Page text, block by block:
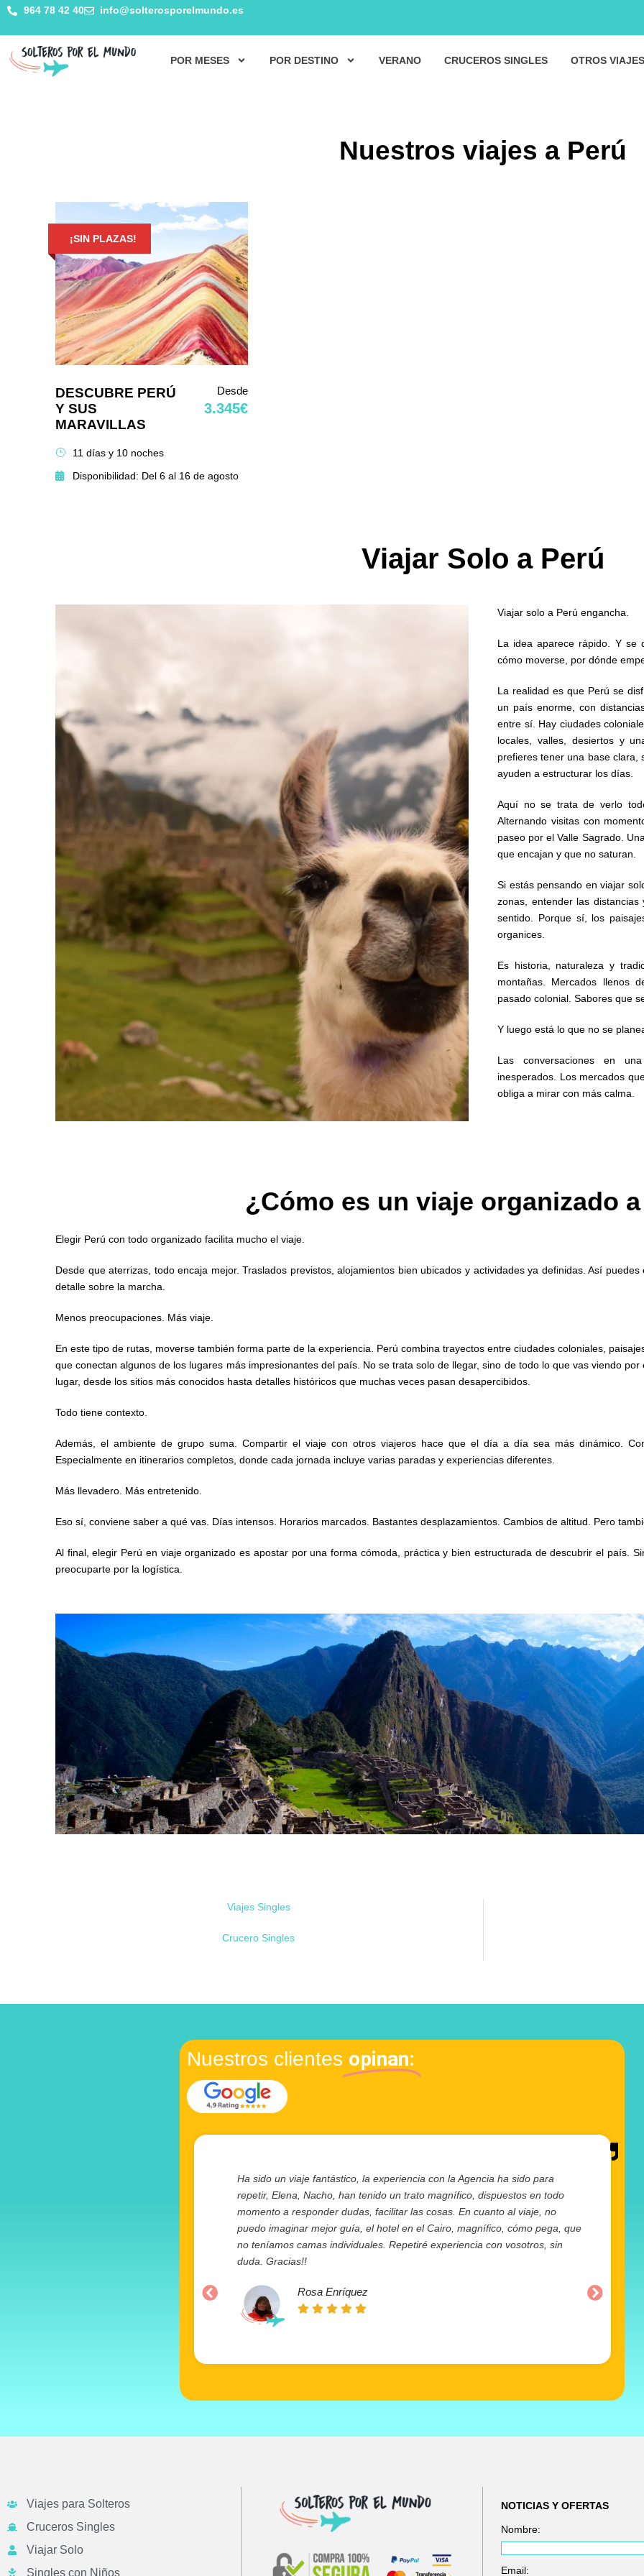
964 78 42 40 info@solterosporelmundo.es
POR MESES POR DESTINO VERANO CRUCEROS SINGLES OTROS VIAJES
Nuestros viajes a Perú
¡SIN PLAZAS!
DESCUBRE PERÚ
Y SUS
MARAVILLAS
Desde
3.345€
11 días y 10 noches
Disponibilidad: Del 6 al 16 de agosto
Viajar Solo a Perú
Viajar solo a Perú engancha.
La idea aparece rápido. Y se
cómo moverse, por dónde
La realidad es que Perú se
un país enorme, con
entre sí. Hay ciudades
locales, valles, desiertos y
prefieres tener una base clara,
ayuden a estructurar los días.
Aquí no se trata de verlo
Alternando visitas con
paseo por el Valle Sagrado.
que encajan y que no saturan.
Si estás pensando en viajar
zonas, entender las
sentido. Porque sí, los
organices.
Es historia, naturaleza y
montañas. Mercados llenos
pasado colonial. Sabores que
Y luego está lo que no se
Las conversaciones en
inesperados. Los mercados
obliga a mirar con más calma.
¿Cómo es un viaje organizado
Elegir Perú con todo organizado facilita mucho el viaje.
Desde que aterrizas, todo encaja mejor. Traslados previstos, alojamientos bien ubicados y actividades ya definidas. Así
detalle sobre la marcha.
Menos preocupaciones. Más viaje.
En este tipo de rutas, moverse también forma parte de la experiencia. Perú combina trayectos entre ciudades coloniales,
que conectan algunos de los lugares más impresionantes del país. No se trata solo de llegar, sino de todo lo que vas viendo
lugar, desde los sitios más conocidos hasta detalles históricos que muchas veces pasan desapercibidos.
Todo tiene contexto.
Además, el ambiente de grupo suma. Compartir el viaje con otros viajeros hace que el día a día sea más dinámico.
Especialmente en itinerarios completos, donde cada jornada incluye varias paradas y experiencias diferentes.
Más llevadero. Más entretenido.
Eso sí, conviene saber a qué vas. Días intensos. Horarios marcados. Bastantes desplazamientos. Cambios de altitud. Pero
Al final, elegir Perú en viaje organizado es apostar por una forma cómoda, práctica y bien estructurada de descubrir el país.
preocuparte por la logística.
Viajes Singles
Crucero Singles
Nuestros clientes opinan:
Ha sido un viaje fantástico, la experiencia con la Agencia ha sido para
repetir, Elena, Nacho, han tenido un trato magnífico, dispuestos en todo
momento a responder dudas, facilitar las cosas. En cuanto al viaje, no
puedo imaginar mejor guía, el hotel en el Cairo, magnífico, cómo pega, que
no teníamos camas individuales. Repetiré experiencia con vosotros, sin
duda. Gracias!!
Rosa Enríquez
Viajes para Solteros
Cruceros Singles
Viajar Solo
Singles con Niños
NOTICIAS Y OFERTAS
Nombre:
Email: